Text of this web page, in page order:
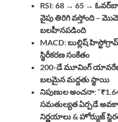
RSI: 68 → 65 →
వైపు తిరిగి వస్తోంది –
బలహీనపడింది
MACD: బుల్లిష్
స్థిరీకరణ సంకేతం
200-డే మూవింగ్ యావరేజ్
బలమైన మద్దతు స్థాయి
నిపుణుల అంచనా: “
సమతుల్యత ఏర్పడే
నిర్ణయాలు & హోర్ముజ్